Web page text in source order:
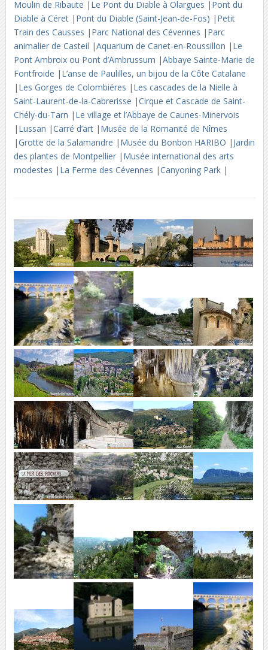
Moulin de Ribaute | Le Pont du Diable à Olargues | Pont du
Diable à Céret | Pont du Diable (Saint-Jean-de-Fos) | Petit
Train des Causses | Parc National des Cévennes | Parc
animalier de Casteil |Aquarium de Canet-en-Roussillon | Le
Pont Ambroix ou Pont d’Ambrussum |Abbaye Sainte-Marie de
Fontfroide | L’anse de Paulilles, un bijou de la Côte Catalane
| Les Gorges de Colombiéres | Les cascades de la Nielle à
Saint-Laurent-de-la-Cabrerisse |Cirque et Cascade de Saint-
Chély-du-Tarn | Le village et l’Abbaye de Caunes-Minervois
| Lussan |Carré d’art | Musée de la Romanité de Nîmes
|Grotte de la Salamandre | Musée du Bonbon HARIBO | Jardin
des plantes de Montpellier | Musée international des arts
modestes | La Ferme des Cévennes |Canyoning Park |